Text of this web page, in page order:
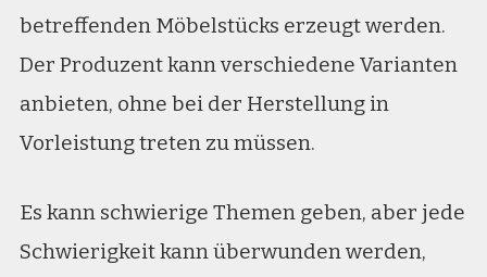
betreffenden Möbelstücks erzeugt werden.
Der Produzent kann verschiedene Varianten
anbieten, ohne bei der Herstellung in
Vorleistung treten zu müssen.
Es kann schwierige Themen geben, aber jede
Schwierigkeit kann überwunden werden,